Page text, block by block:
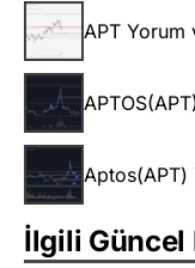
APT
Aptos(APT)
İlgili Güncel